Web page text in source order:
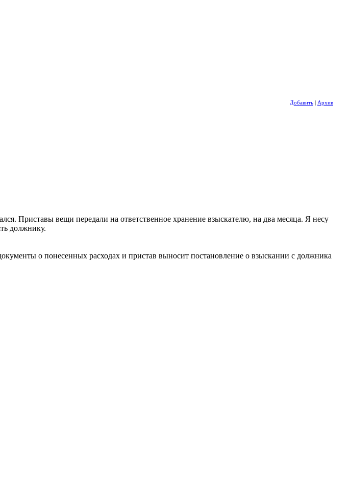
Добавить Архив
Приставы вещи передали на ответственное хранение взыскателю, на два месяца. Я несу
должнику.
о понесенных расходах и пристав выносит постановление о взыскании с должника